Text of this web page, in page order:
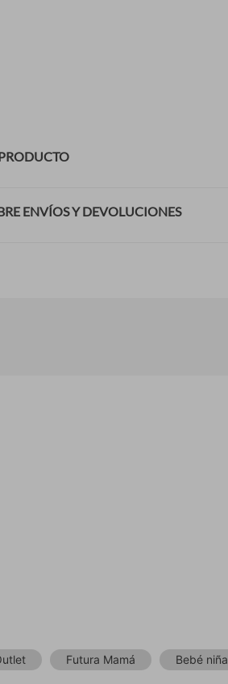
ENVÍOS Y DEVOLUCIONES
Futura Mamá Bebé niña